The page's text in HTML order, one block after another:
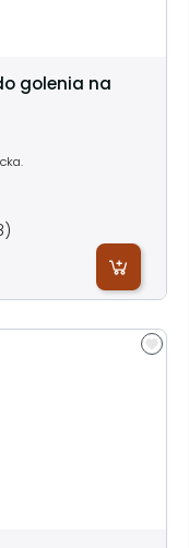
golenia na